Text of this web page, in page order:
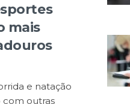
mais
e natação
com outras